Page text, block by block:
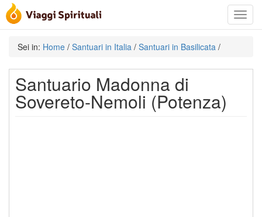
Toggle
Sei in: Home / Santuari in Italia / Santuari in Basilicata /
Santuario Madonna di
Sovereto-Nemoli (Potenza)